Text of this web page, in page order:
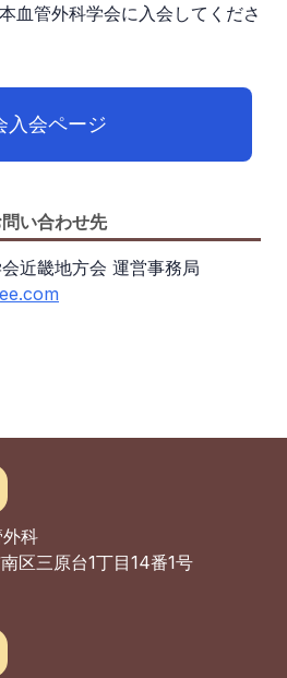
血管外科学会に入会してくださ
入会ページ
い合わせ先
近畿地方会 運営事務局
科
区三原台1丁目14番1号